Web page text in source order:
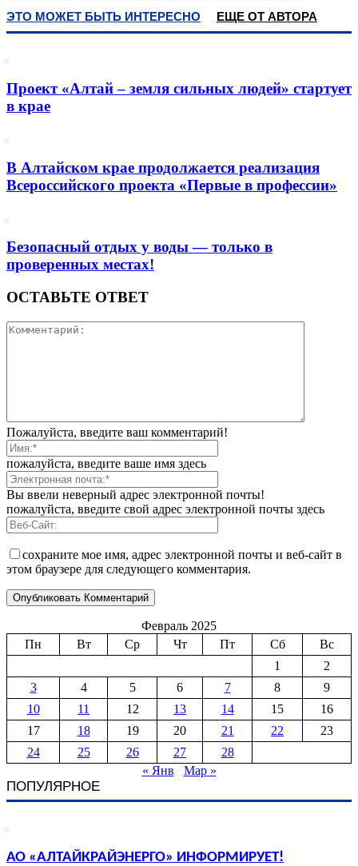
ЭТО МОЖЕТ БЫТЬ ИНТЕРЕСНО ЕЩЕ ОТ АВТОРА
Проект «Алтай – земля сильных людей» стартует
в крае
В Алтайском крае продолжается реализация
Всероссийского проекта «Первые в профессии»
Безопасный отдых у воды — только в
проверенных местах!
ОСТАВЬТЕ ОТВЕТ
Пожалуйста, введите ваш комментарий!
пожалуйста, введите ваше имя здесь
Вы ввели неверный адрес электронной почты!
пожалуйста, введите свой адрес электронной почты здесь
сохраните мое имя, адрес электронной почты и веб-сайт в
этом браузере для следующего комментария.
Февраль 2025
Пн
Вт Ср Чт Пт Сб
Вс
1
2
3
4 5 6 7 8
9
10
11 12 13 14 15
16
17
18 19 20 21 22
23
24
25 26 27
28
« Янв
Мар »
ПОПУЛЯРНОЕ
АО «АЛТАЙКРАЙЭНЕРГО» ИНФОРМИРУЕТ!